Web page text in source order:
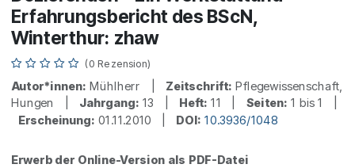
Erfahrungsbericht des BScN,
Winterthur: zhaw
(0 Rezension)
Autor*innen: Mühlherr | Zeitschrift: Pflegewissenschaft,
Hungen | Jahrgang: 13 | Heft: 11 | Seiten: 1 bis 1 |
Erscheinung: 01.11.2010 | DOI: 10.3936/1048
Erwerb der Online-Version als PDF-Datei